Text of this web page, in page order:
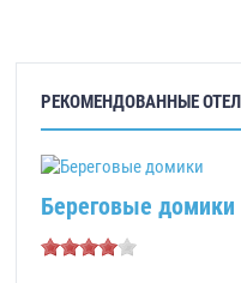
РЕКОМЕНДОВАННЫЕ
Береговые домики